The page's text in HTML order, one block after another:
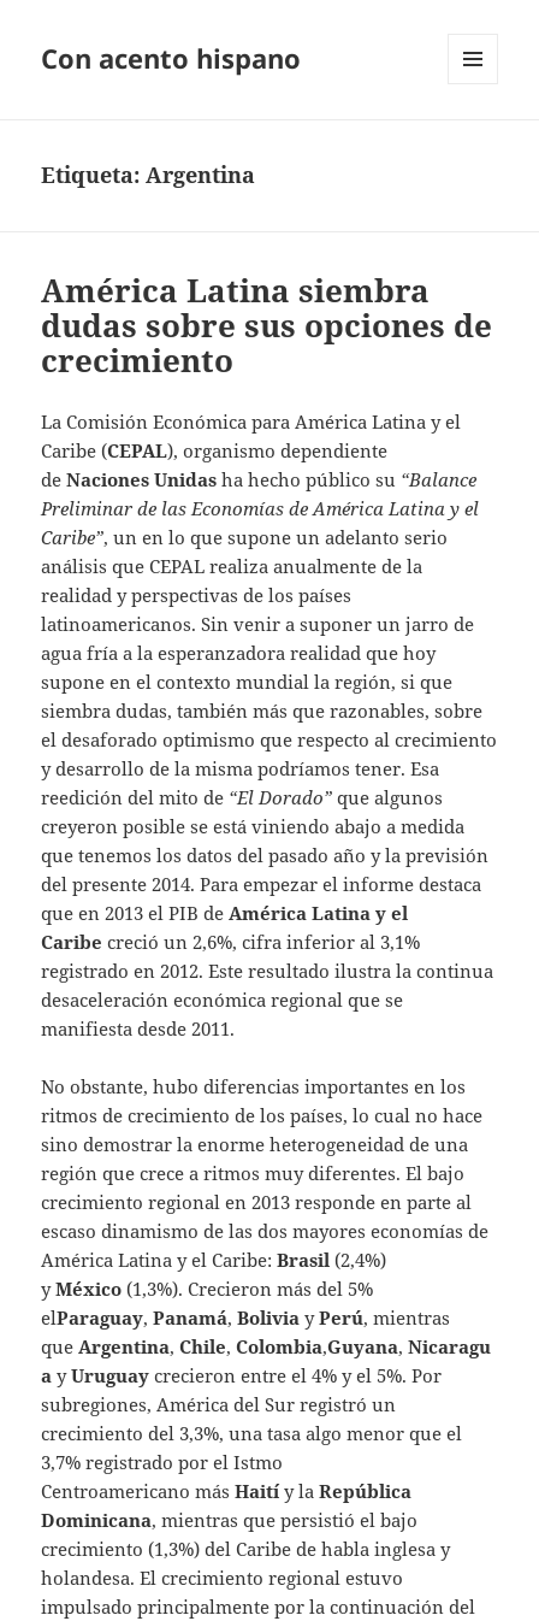
Con acento hispano
Etiqueta:Argentina
América Latina siembra
dudas sobre sus opciones de
crecimiento
La Comisión Económica para América Latina y el
Caribe (CEPAL), organismo dependiente
deNaciones Unidas ha hecho público su “Balance
Preliminar de las Economías de América Latina y el
Caribe”, un en lo que supone un adelanto serio
análisis que CEPAL realiza anualmente de la
realidad y perspectivas de los países
latinoamericanos. Sin venir a suponer un jarro de
agua fría a la esperanzadora realidad que hoy
supone en el contexto mundial la región, si que
siembra dudas, también más que razonables, sobre
el desaforado optimismo que respecto al crecimiento
y desarrollo de la misma podríamos tener. Esa
reedición del mito de “El Dorado” que algunos
creyeron posible se está viniendo abajo a medida
que tenemos los datos del pasado año y la previsión
del presente 2014. Para empezar el informe destaca
que en 2013 el PIB deAmérica Latina y el
Caribe creció un 2,6%, cifra inferior al 3,1%
registrado en 2012. Este resultado ilustra la continua
desaceleración económica regional que se
manifiesta desde 2011.
No obstante, hubo diferencias importantes en los
ritmos de crecimiento de los países, lo cual no hace
sino demostrar la enorme heterogeneidad de una
región que crece a ritmos muy diferentes. El bajo
crecimiento regional en 2013 responde en parte al
escaso dinamismo de las dos mayores economías de
América Latina y el Caribe: Brasil (2,4%)
yMéxico (1,3%). Crecieron más del 5%
elParaguay,Panamá, Bolivia yPerú, mientras
queArgentina,Chile, Colombia,Guyana,Nicaragu
a yUruguay crecieron entre el 4% y el 5%. Por
subregiones, América del Sur registró un
crecimiento del 3,3%, una tasa algo menor que el
3,7% registrado por el Istmo
Centroamericano más Haití y la República
Dominicana, mientras que persistió el bajo
crecimiento (1,3%) del Caribe de habla inglesa y
holandesa. El crecimiento regional estuvo
impulsado principalmente por la continuación del